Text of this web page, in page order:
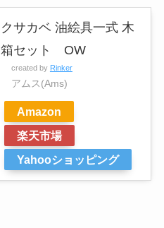
クサカベ 油絵具一式 木
箱セット OW
created by Rinker
アムス(Ams)
Amazon
楽天市場
Yahooショッピング